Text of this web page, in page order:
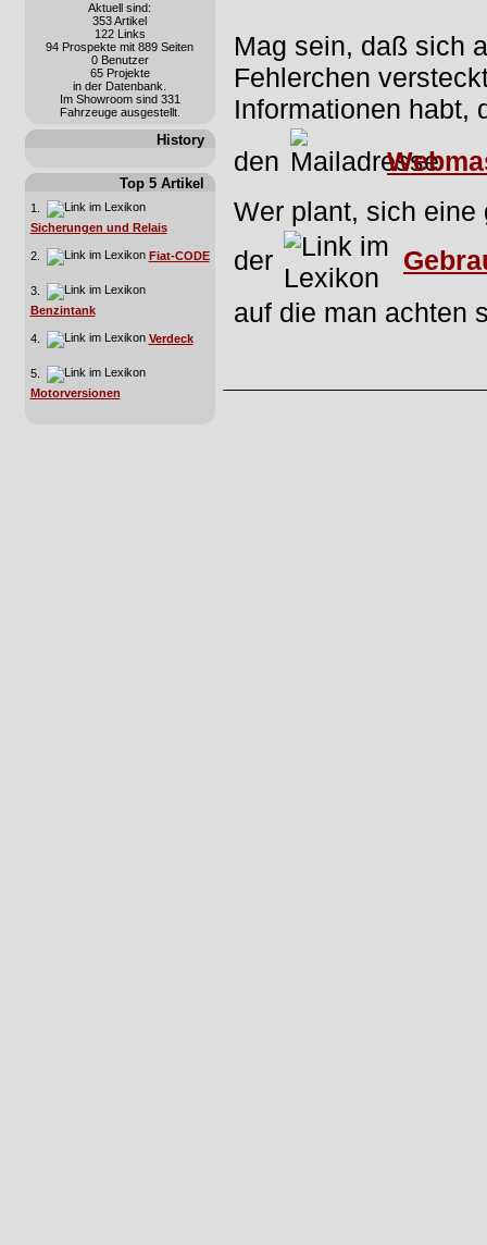
Aktuell sind:
353 Artikel
122 Links
94 Prospekte mit 889 Seiten
0 Benutzer
65 Projekte
in der Datenbank.
Im Showroom sind 331
Fahrzeuge ausgestellt.
History
Top 5 Artikel
1.
Sicherungen und Relais
2. Fiat-CODE
3.
Benzintank
4. Verdeck
5.
Motorversionen
Mag sein, daß sich
Fehlerchen
Informationen habt,
den
Wer plant, sich eine
der
auf die man achten